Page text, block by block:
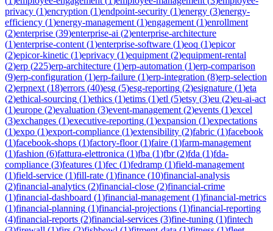
privacy (1)encryption (1)endpoint-security (1)energy (3)energy-
efficiency (1)energy-management (1)engagement (1)enrollment
(2)enterprise (39)enterprise-ai (2)enterprise-architecture
(1)enterprise-content (1)enterprise-software (1)eoq (1)epicor
(2)epicor-kinetic (1)eprivacy (1)equipment (2)equipment-rental
(2)erp (225)erp-architecture (1)erp-automation (1)erp-comparison
(9)erp-configuration (1)erp-failure (1)erp-integration (8)erp-selection
(2)erpnext (18)errors (40)esg (5)esg-reporting (2)esignature (1)eta
(2)ethical-sourcing (1)ethics (1)etims (1)etl (5)etsy (3)eu (2)eu-ai-act
(1)europe (2)evaluation (3)event-management (2)events (1)excel
(3)exchanges (1)executive-reporting (1)expansion (1)expectations
(1)expo (1)export-compliance (1)extensibility (2)fabric (1)facebook
(1)facebook-shops (1)factory-floor(1)faire (1)farm-management
(1)fashion (6)fattura-elettronica (1)fba (1)fbr(2)fda (1)fda-
compliance (3)features (1)fec (1)fedramp (1)field-management
(1)field-service (1)fill-rate (1)finance (10)financial-analysis
(2)financial-analytics (2)financial-close (2)financial-crime
(1)financial-dashboard (1)financial-management (1)financial-metrics
(1)financial-planning (1)financial-projections (1)financial-reporting
(4)financial-reports (2)financial-services (3)fine-tuning (1)fintech